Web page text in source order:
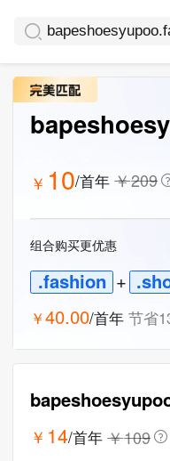
￥ 10/首年 ￥209
组合购买更优惠
.fashion +
￥40.00/首年 节省
￥ 14/首年 ￥109